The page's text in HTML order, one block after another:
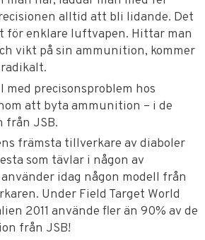
alltid att bli lidande. Det
för enklare luftvapen. Hittar man
vikt på sin ammunition, kommer
med precisonsproblem hos
att byta ammunition – i de
från JSB.
främsta tillverkare av diaboler
som tävlar i någon av
idag någon modell från
Under Field Target World
2011 använde fler än 90% av de
från JSB!